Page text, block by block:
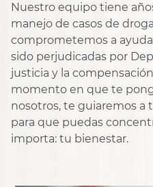
Nuestro equipo tiene
manejo de casos de
comprometemos a
sido perjudicadas por
justicia y la
momento en que te
nosotros, te guiaremos a
para que puedas
importa: tu bienestar.